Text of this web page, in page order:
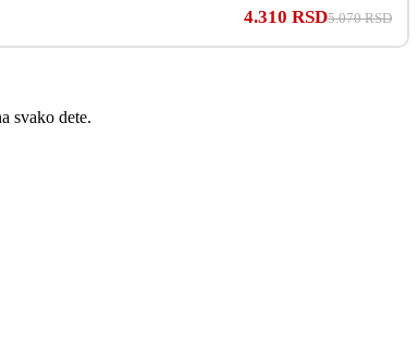
4.310 RSD5.070 RSD
svako dete.